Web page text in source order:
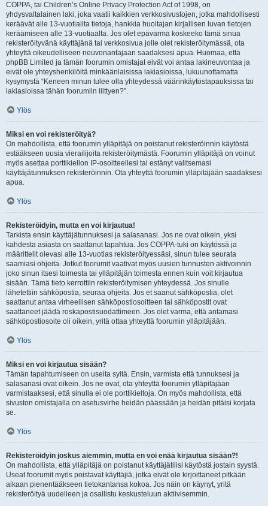
COPPA, tai Children’s Online Privacy Protection Act of 1998, on
yhdysvaltalainen laki, joka vaatii kaikkien verkkosivustojen, jotka mahdollisesti
keräävät alle 13-vuotiailta tietoja, hankkia huoltajan kirjallisen luvan tietojen
keräämiseen alle 13-vuotiaalta. Jos olet epävarma koskeeko tämä sinua
rekisteröityvänä käyttäjänä tai verkkosivua jolle olet rekisteröitymässä, ota
yhteyttä oikeudelliseen neuvonantajaan saadaksesi apua. Huomaa, että
phpBB Limited ja tämän foorumin omistajat eivät voi antaa lakineuvontaa ja
eivät ole yhteyshenkilöitä minkäänlaisissa lakiasioissa, lukuunottamatta
kysymystä “Keneen minun tulee olla yhteydessä väärinkäytöstapauksissa tai
lakiasioissa tähän foorumiin liittyen?”.
Ylös
Miksi en voi rekisteröityä?
On mahdollista, että foorumin ylläpitäjä on poistanut rekisteröinnin käytöstä
estääkseen uusia vierailijoita rekisteröitymästä. Foorumin ylläpitäjä on voinut
myös asettaa porttikiellon IP-osoitteellesi tai estänyt valitsemasi
käyttäjätunnuksen rekisteröinnin. Ota yhteyttä foorumin ylläpitäjään saadaksesi
apua.
Ylös
Rekisteröidyin, mutta en voi kirjautua!
Tarkista ensin käyttäjätunnuksesi ja salasanasi. Jos ne ovat oikein, yksi
kahdesta asiasta on saattanut tapahtua. Jos COPPA-tuki on käytössä ja
määrittelit olevasi alle 13-vuotias rekisteröityessäsi, sinun tulee seurata
saamiasi ohjeita. Jotkut foorumit vaativat myös uusien tunnusten aktivoinnin
joko sinun itsesi toimesta tai ylläpitäjän toimesta ennen kuin voit kirjautua
sisään. Tämä tieto kerrottiin rekisteröitymisen yhteydessä. Jos sinulle
lähetettiin sähköpostia, seuraa ohjeita. Jos et saanut sähköpostia, olet
saattanut antaa virheellisen sähköpostiosoitteen tai sähköpostit ovat
saattaneet jäädä roskapostisuodattimeen. Jos olet varma, että antamasi
sähköpostiosoite oli oikein, yritä ottaa yhteyttä foorumin ylläpitäjään.
Ylös
Miksi en voi kirjautua sisään?
Tämän tapahtumiseen on useita syitä. Ensin, varmista että tunnuksesi ja
salasanasi ovat oikein. Jos ne ovat, ota yhteyttä foorumin ylläpitäjään
varmistaaksesi, että sinulla ei ole porttikieltoja. On myös mahdollista, että
sivuston omistajalla on asetusvirhe heidän päässään ja heidän pitäisi korjata
se.
Ylös
Rekisteröidyin joskus aiemmin, mutta en voi enää kirjautua sisään?!
On mahdollista, että ylläpitäjä on poistanut käyttäjätilisi käytöstä jostain syystä.
Useat foorumit myös poistavat käyttäjiä, jotka eivät ole kirjoittaneet pitkään
aikaan pienentääkseen tietokantansa kokoa. Jos näin on käynyt, yritä
rekisteröityä uudelleen ja osallistu keskusteluun aktiivisemmin.